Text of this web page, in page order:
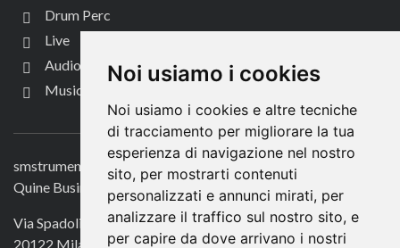
Noi usiamo i cookies
Noi usiamo i cookies e altre tecniche
di tracciamento per migliorare la tua
esperienza di navigazione nel nostro
sito, per mostrarti contenuti
personalizzati e annunci mirati, per
analizzare il traffico sul nostro sito, e
per capire da dove arrivano i nostri
Drum Perc
Live
Audio per video
Music Life
CONTATTACI
smstrumentimusicali.it
Quine Business Publisher
Via Spadolini 7
20122 Milano